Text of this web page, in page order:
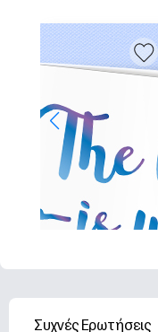
Συχνές Ερωτήσεις